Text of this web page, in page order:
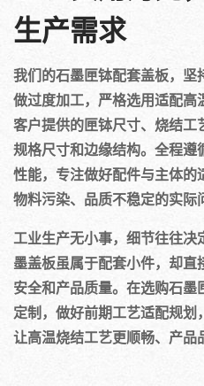
生产需求
我们的石墨匣钵配套盖板，
做过度加工，严格选用适配
客户提供的匣钵尺寸、烧结
规格尺寸和边缘结构。全程
性能，专注做好配件与主体
物料污染、品质不稳定的实际
工业生产无小事，细节往往
墨盖板虽属于配套小件，却
安全和产品质量。在选购石
定制，做好前期工艺适配规划
让高温烧结工艺更顺畅、产品